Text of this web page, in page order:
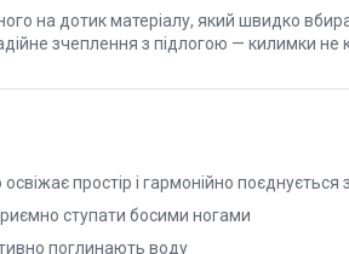
на дотик матеріалу, який швидко
зчеплення з підлогою — килимки не
освіжає простір і гармонійно
ступати босими ногами
поглинають воду